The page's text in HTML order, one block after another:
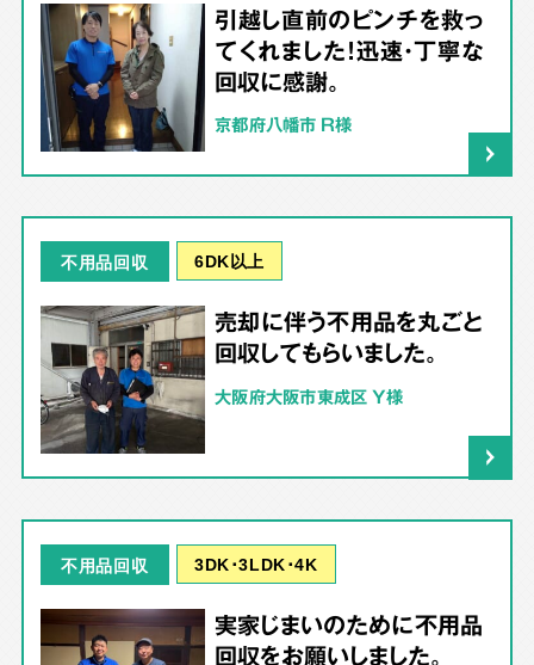
引越し直前のピンチを救っ
てくれました！迅速・丁寧な
回収に感謝。
京都府八幡市 R様
不用品回収 6DK以上
売却に伴う不用品を丸ごと
回収してもらいました。
大阪府大阪市東成区 Y様
不用品回収 3DK･3LDK･4K
実家じまいのために不用品
回収をお願いしました。